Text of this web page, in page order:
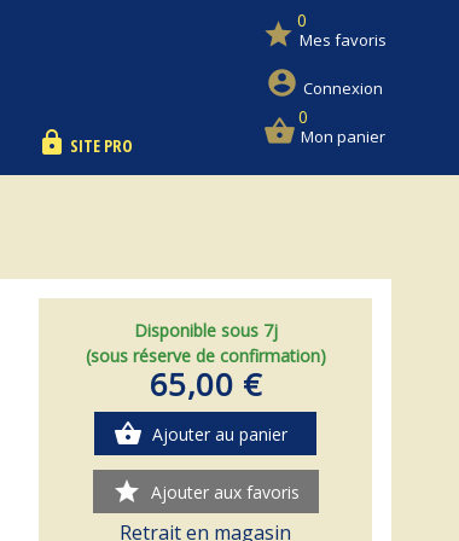
lock SITE PRO
star 0
Mes favoris
account_circle Connexion
shopping_basket0
Mon panier
Disponible sous 7j
(sous réserve de confirmation)
65,00 €
shopping_basket Ajouter au panier
star Ajouter aux favoris
Retrait en magasin